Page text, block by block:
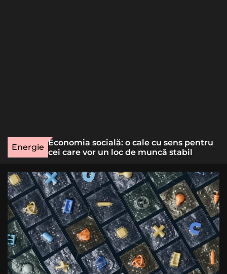
Energie
rară
Economia socială: o cale cu sens pentru
cei care vor un loc de muncă stabil